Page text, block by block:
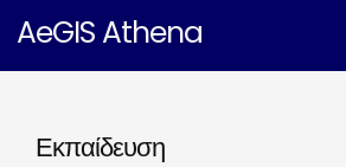
AeGIS Athena
Εκπαίδευση